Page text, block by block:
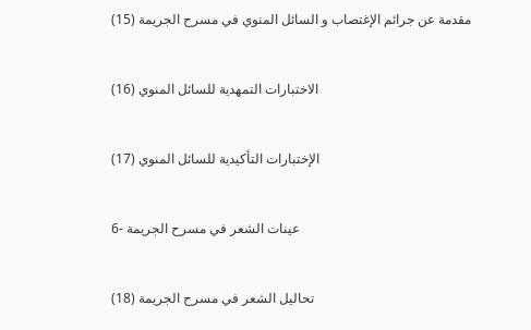
(15) مقدمة عن جرائم الإغتصاب و السائل المنوي في مسرح الجريمة
(16) الاختبارات التمهدية للسائل المنوي
(17) الإختبارات التأكيدية للسائل المنوي
6- عينات الشعر في مسرح الجريمة
(18) تحاليل الشعر في مسرح الجريمة